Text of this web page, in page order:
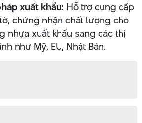
xuất khẩu: Hỗ trợ cung cấp
chứng nhận chất lượng cho
nhựa xuất khẩu sang các thị
như Mỹ, EU, Nhật Bản.